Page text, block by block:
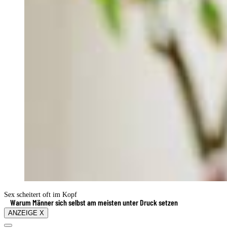
Sex scheitert oft im Kopf
Warum Männer sich selbst am meisten unter Druck setzen
ANZEIGE X